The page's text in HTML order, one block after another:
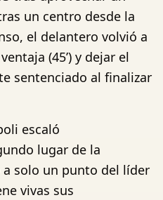
un centro desde la
el delantero volvió a
(45’) y dejar el
sentenciado al finalizar
escaló
lugar de la
solo un punto del líder
vivas sus